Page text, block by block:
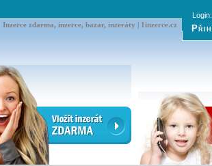
Inzerce zdarma, inzerce, bazar, inzeráty | 1inzerce.cz
Login: